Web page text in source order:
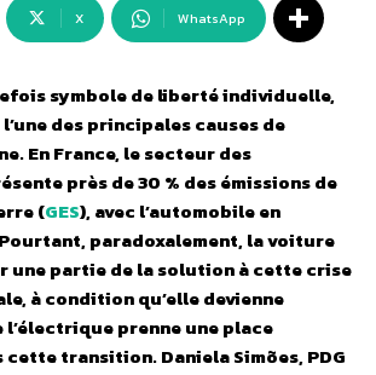
X WhatsApp
symbole de liberté individuelle,
des principales causes de
En France, le secteur des
près de 30 % des émissions de
(GES), avec l’automobile en
paradoxalement, la voiture
une partie de la solution à cette crise
à condition qu’elle devienne
prenne une place
cette transition.Daniela Simões, PDG